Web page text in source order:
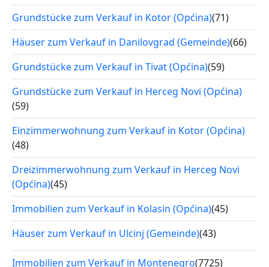
Grundstücke zum Verkauf in Kotor (Općina)(71)
Häuser zum Verkauf in Danilovgrad (Gemeinde)(66)
Grundstücke zum Verkauf in Tivat (Općina)(59)
Grundstücke zum Verkauf in Herceg Novi (Općina)
(59)
Einzimmerwohnung zum Verkauf in Kotor (Općina)
(48)
Dreizimmerwohnung zum Verkauf in Herceg Novi
(Općina)(45)
Immobilien zum Verkauf in Kolasin (Općina)(45)
Häuser zum Verkauf in Ulcinj (Gemeinde)(43)
Immobilien zum Verkauf in Montenegro(7725)